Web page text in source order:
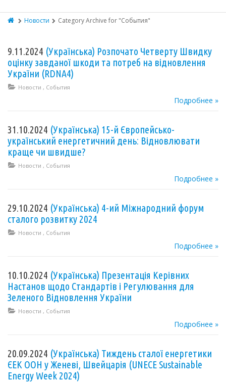
Новости Category Archive for "События"
9.11.2024 (Українська) Розпочато Четверту Швидку
оцінку завданої шкоди та потреб на відновлення
України (RDNA4)
Новости , События
Подробнее »
31.10.2024 (Українська) 15-й Європейсько-
український енергетичний день: Відновлювати
краще чи швидше?
Новости , События
Подробнее »
29.10.2024 (Українська) 4-ий Міжнародний форум
сталого розвитку 2024
Новости , События
Подробнее »
10.10.2024 (Українська) Презентація Керівних
Настанов щодо Стандартів і Регулювання для
Зеленого Відновлення України
Новости , События
Подробнее »
20.09.2024 (Українська) Тиждень сталої енергетики
ЄЕК ООН у Женеві, Швейцарія (UNECE Sustainable
Energy Week 2024)